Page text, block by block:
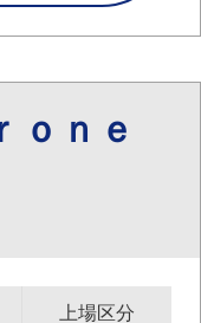
ｏｎｅ
上場区分